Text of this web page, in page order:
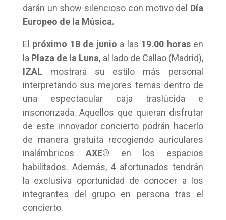
darán un show silencioso con motivo del Día
Europeo de la Música.
El próximo 18 de junio a las 19.00 horasen
la Plaza de la Luna, al lado de Callao (Madrid),
IZAL mostrará su estilo más personal
interpretando sus mejores temas dentro de
una espectacular caja traslúcida e
insonorizada. Aquellos que quieran disfrutar
de este innovador concierto podrán hacerlo
de manera gratuita recogiendo auriculares
inalámbricos AXE® en los espacios
habilitados. Además, 4 afortunados tendrán
la exclusiva oportunidad de conocer a los
integrantes del grupo en persona tras el
concierto.